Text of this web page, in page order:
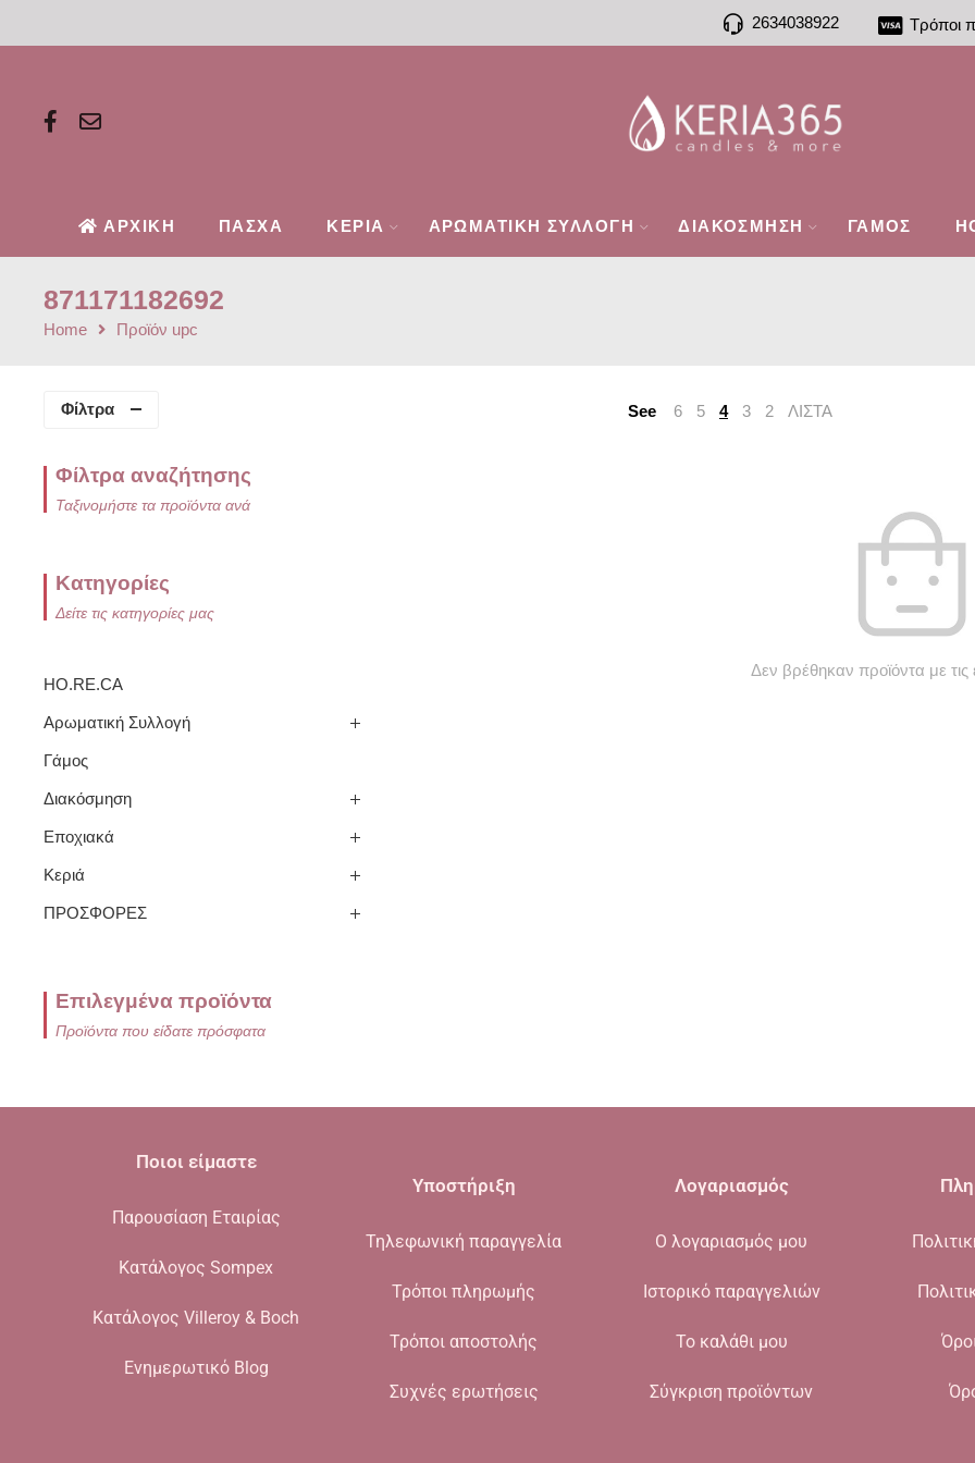
2634038922 Τρόποι
ΑΡΧΙΚΗ ΠΑΣΧΑ ΚΕΡΙΑ ΑΡΩΜΑΤΙΚΗ ΣΥΛΛΟΓΗ ΔΙΑΚΟΣΜΗΣΗ ΓΑΜΟΣ
871171182692
Home Προϊόν upc
Φίλτρα See 6 5 4 3 2 ΛΙΣΤΑ
Δεν βρέθηκαν προϊόντα με τις
Φίλτρα αναζήτησης
Ταξινομήστε τα προϊόντα ανά
Κατηγορίες
Δείτε τις κατηγορίες μας
HO.RE.CA
Αρωματική Συλλογή
Γάμος
Διακόσμηση
Εποχιακά
Κεριά
ΠΡΟΣΦΟΡΕΣ
Επιλεγμένα προϊόντα
Προϊόντα που είδατε πρόσφατα
Ποιοι είμαστε
Παρουσίαση Εταιρίας
Κατάλογος Sompex
Κατάλογος Villeroy & Boch
Ενημερωτικό Blog
Υποστήριξη
Τηλεφωνική παραγγελία
Τρόποι πληρωμής
Τρόποι αποστολής
Συχνές ερωτήσεις
Λογαριασμός
Ο λογαριασμός μου
Ιστορικό παραγγελιών
Το καλάθι μου
Σύγκριση προϊόντων